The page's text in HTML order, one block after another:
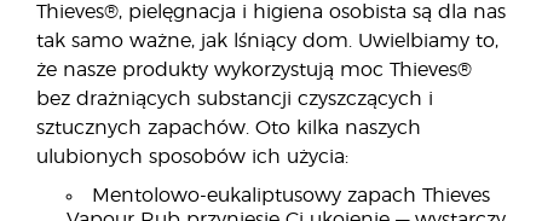
Thieves®, pielęgnacja i higiena osobista są dla nas
tak samo ważne, jak lśniący dom. Uwielbiamy to,
że nasze produkty wykorzystują moc Thieves®
bez drażniących substancji czyszczących i
sztucznych zapachów. Oto kilka naszych
ulubionych sposobów ich użycia:
Mentolowo-eukaliptusowy zapach Thieves